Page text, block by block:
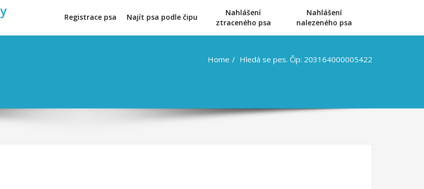
Registrace psa Najít psa podle čipu
Nahlášení
ztraceného psa
Nahlášení
nalezeného psa
Home Hledá se pes. Čip: 203164000005422